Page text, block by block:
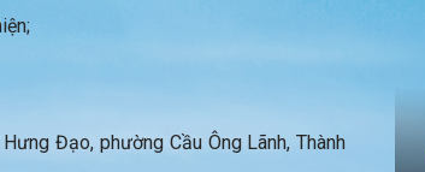
Đạo, phường Cầu Ông Lãnh, Thành